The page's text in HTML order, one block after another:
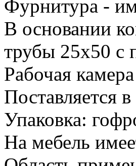
Фурнитура -
В основании
трубы 25х50
Рабочая
Поставляется
Упаковка:
На мебель